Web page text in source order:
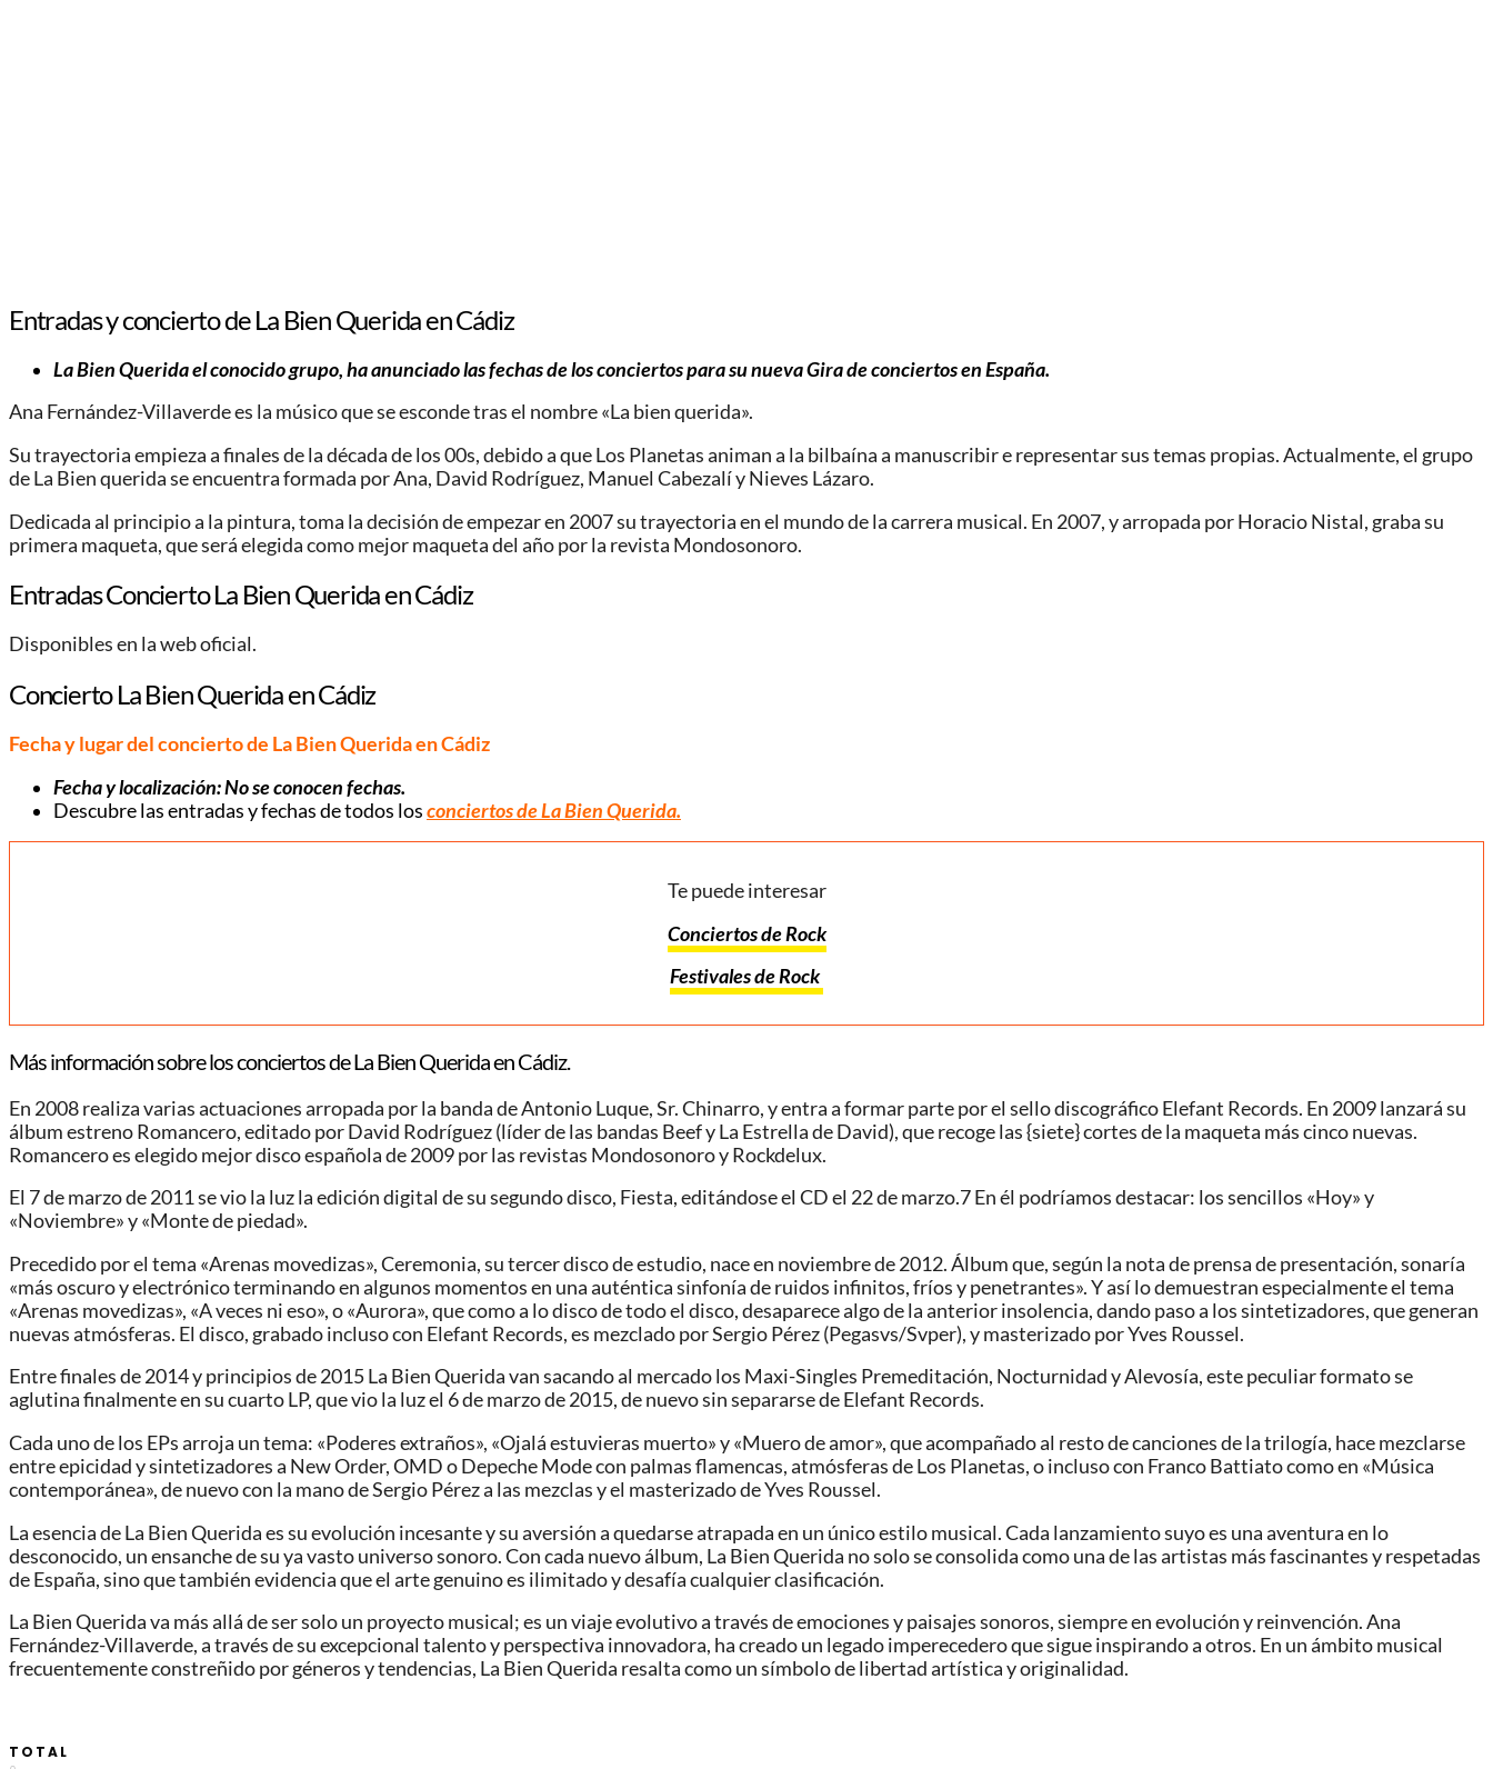
Entradas y concierto de La Bien Querida en Cádiz
La Bien Querida el conocido grupo, ha anunciado las fechas de los conciertos para su nueva Gira de conciertos en España.
Ana Fernández-Villaverde es la músico que se esconde tras el nombre «La bien querida».
Su trayectoria empieza a finales de la década de los 00s, debido a que Los Planetas animan a la bilbaína a manuscribir e representar sus temas propias. Actualmente, el grupo
de La Bien querida se encuentra formada por Ana, David Rodríguez, Manuel Cabezalí y Nieves Lázaro.
Dedicada al principio a la pintura, toma la decisión de empezar en 2007 su trayectoria en el mundo de la carrera musical. En 2007, y arropada por Horacio Nistal, graba su
primera maqueta, que será elegida como mejor maqueta del año por la revista Mondosonoro.
Entradas Concierto La Bien Querida en Cádiz
Disponibles en la web oficial.
Concierto La Bien Querida en Cádiz
Fecha y lugar del concierto de La Bien Querida en Cádiz
Fecha y localización: No se conocen fechas.
Descubre las entradas y fechas de todos losconciertos de La Bien Querida.
Te puede interesar
Conciertos de Rock
Festivales de Rock
Más información sobre los conciertos de La Bien Querida en Cádiz.
En 2008 realiza varias actuaciones arropada por la banda de Antonio Luque, Sr. Chinarro, y entra a formar parte por el sello discográfico Elefant Records. En 2009 lanzará su
álbum estreno Romancero, editado por David Rodríguez (líder de las bandas Beef y La Estrella de David), que recoge las {siete} cortes de la maqueta más cinco nuevas.
Romancero es elegido mejor disco española de 2009 por las revistas Mondosonoro​ y Rockdelux.
El 7 de marzo de 2011 se vio la luz la edición digital de su segundo disco, Fiesta, editándose el CD el 22 de marzo.7​ En él podríamos destacar: los sencillos «Hoy» y
«Noviembre» y «Monte de piedad».
Precedido por el tema «Arenas movedizas», Ceremonia, su tercer disco de estudio, nace en noviembre de 2012. Álbum que, según la nota de prensa de presentación, sonaría
«más oscuro y electrónico terminando en algunos momentos en una auténtica sinfonía de ruidos infinitos, fríos y penetrantes». Y así lo demuestran especialmente el tema
«Arenas movedizas», «A veces ni eso», o «Aurora», que como a lo disco de todo el disco, desaparece algo de la anterior insolencia, dando paso a los sintetizadores, que generan
nuevas atmósferas. El disco, grabado incluso con Elefant Records, es mezclado por Sergio Pérez (Pegasvs/Svper), y masterizado por Yves Roussel.
Entre finales de 2014 y principios de 2015 La Bien Querida van sacando al mercado los Maxi-Singles Premeditación, Nocturnidad y Alevosía, este peculiar formato se
aglutina finalmente en su cuarto LP, que vio la luz el 6 de marzo de 2015, de nuevo sin separarse de Elefant Records.
Cada uno de los EPs arroja un tema: «Poderes extraños», «Ojalá estuvieras muerto» y «Muero de amor», que acompañado al resto de canciones de la trilogía, hace mezclarse
entre epicidad y sintetizadores a New Order, OMD o Depeche Mode con palmas flamencas, atmósferas de Los Planetas, o incluso con Franco Battiato como en «Música
contemporánea», de nuevo con la mano de Sergio Pérez a las mezclas y el masterizado de Yves Roussel.
La esencia de La Bien Querida es su evolución incesante y su aversión a quedarse atrapada en un único estilo musical. Cada lanzamiento suyo es una aventura en lo
desconocido, un ensanche de su ya vasto universo sonoro. Con cada nuevo álbum, La Bien Querida no solo se consolida como una de las artistas más fascinantes y respetadas
de España, sino que también evidencia que el arte genuino es ilimitado y desafía cualquier clasificación.
La Bien Querida va más allá de ser solo un proyecto musical; es un viaje evolutivo a través de emociones y paisajes sonoros, siempre en evolución y reinvención. Ana
Fernández-Villaverde, a través de su excepcional talento y perspectiva innovadora, ha creado un legado imperecedero que sigue inspirando a otros. En un ámbito musical
frecuentemente constreñido por géneros y tendencias, La Bien Querida resalta como un símbolo de libertad artística y originalidad.
TOTAL